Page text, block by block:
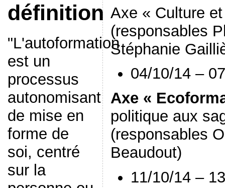
définition
"L'autoformation
est un
processus
autonomisant
de mise en
forme de
soi, centré
sur la
Axe « Culture
(responsables
Stéphanie
04/10/14 –
Axe «
politique aux
(responsables
Beaudout)
11/10/14 –